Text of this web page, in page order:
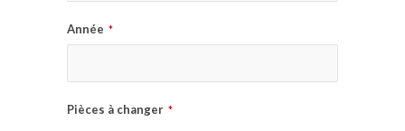
Année *
Pièces à changer *